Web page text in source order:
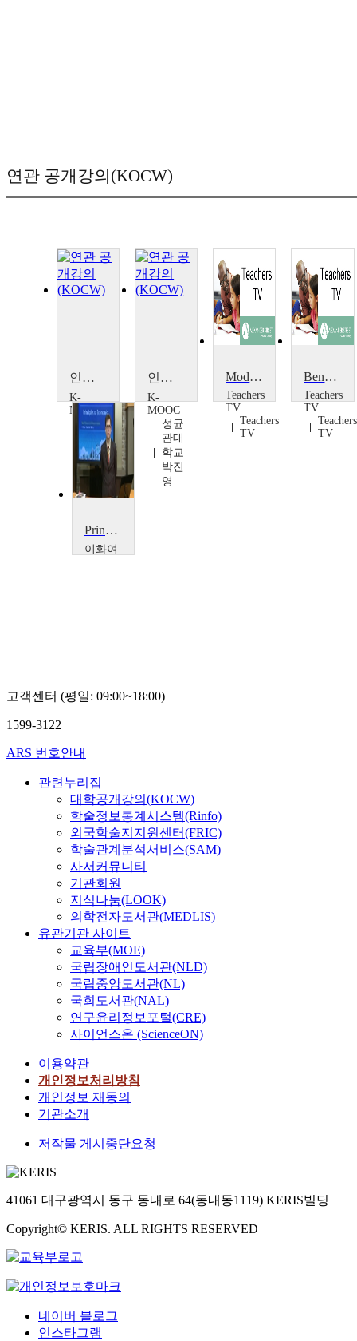
연관 공개강의(KOCW)
인공지능 수학 활용 (Applications of Mathematics for AI)
K-
MOOC
성균
관대
학교
박진
인공지능 수학 활용 (Applications of Mathematics for AI)
K-
MOOC
성균
관대
학교
박진
영
Models of Leadership
Teachers
TV
Teachers
TV
Benefits of a positive relationship
Teachers
TV
Teachers
TV
Principles of Economics
이화여
고객센터 (평일: 09:00~18:00)
1599-3122
ARS 번호안내
관련누리집
대학공개강의(KOCW)
학술정보통계시스템(Rinfo)
외국학술지지원센터(FRIC)
학술관계분석서비스(SAM)
사서커뮤니티
기관회원
지식나눔(LOOK)
의학전자도서관(MEDLIS)
유관기관 사이트
교육부(MOE)
국립장애인도서관(NLD)
국립중앙도서관(NL)
국회도서관(NAL)
연구윤리정보포털(CRE)
사이언스온 (ScienceON)
이용약관
개인정보처리방침
개인정보 재동의
기관소개
저작물 게시중단요청
41061 대구광역시 동구 동내로 64(동내동1119) KERIS빌딩
Copyright© KERIS. ALL RIGHTS RESERVED
네이버 블로그
인스타그램